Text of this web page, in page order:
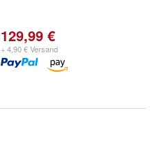
129,99 €
+ 4,90 € Versand